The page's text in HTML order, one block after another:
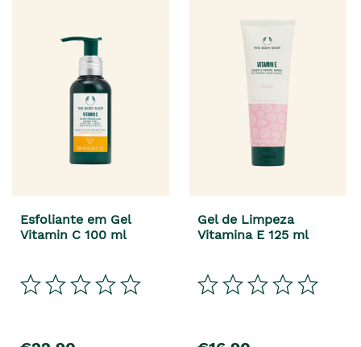
Esfoliante em Gel
Vitamin C 100 ml
Gel de Limpeza
Vitamina E 125 ml